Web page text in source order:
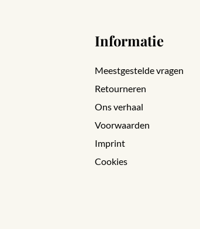
Informatie
Meestgestelde vragen
Retourneren
Ons verhaal
Voorwaarden
Imprint
Cookies